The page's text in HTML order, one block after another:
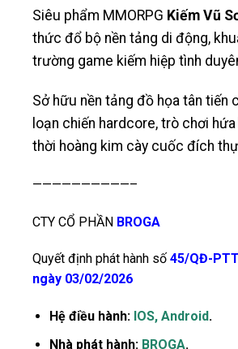
Siêu phẩm MMORPG Kiếm Vũ
thức đổ bộ nền tảng di động,
trường game kiếm hiệp tình
Sở hữu nền tảng đồ họa tân tiến
loạn chiến hardcore, trò chơi hứa
thời hoàng kim cày cuốc đích
——————————–
CTY CỔ PHẦN BROGA
Quyết định phát hành số 45/QĐ-
ngày 03/02/2026
Hệ điều hành: IOS, Android.
Nhà phát hành: BROGA.